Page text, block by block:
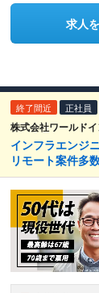
求人
終了間近 正社員
株式会社ワールド
インフラエンジ
リモート案件多